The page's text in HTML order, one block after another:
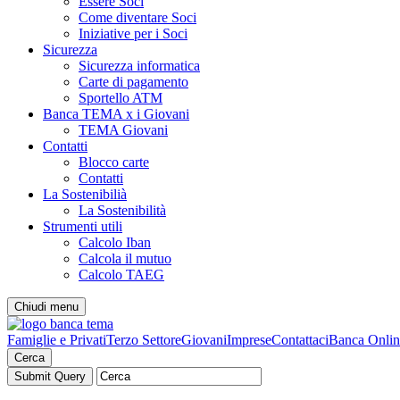
Come diventare Soci
Iniziative per i Soci
Sicurezza
Sicurezza informatica
Carte di pagamento
Sportello ATM
Banca TEMA x i Giovani
TEMA Giovani
Contatti
Blocco carte
Contatti
La Sostenibilià
La Sostenibilità
Strumenti utili
Calcolo Iban
Calcola il mutuo
Calcolo TAEG
Chiudi menu
Famiglie e PrivatiTerzo SettoreGiovaniImpreseContattaciBanca
Cerca